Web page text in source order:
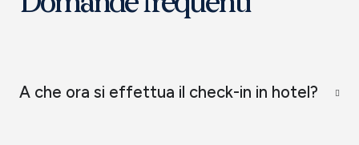
A che ora si effettua il check-in in hotel?